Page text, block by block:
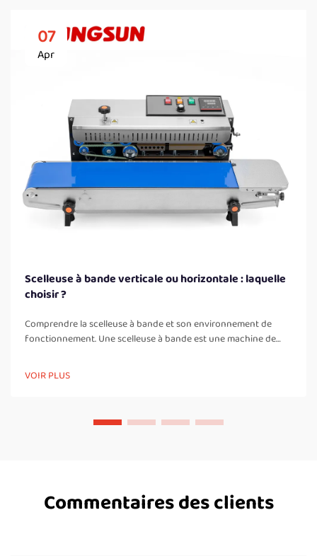
07
Apr
Scelleuse à bande verticale ou horizontale : laquelle
choisir ?
Comprendre la scelleuse à bande et son environnement de
fonctionnement. Une scelleuse à bande est une machine de
passer des sacs ou des poches à travers des zones chauffées
et refroidies, créant ainsi un joint solide et étanche à l’air.
VOIR PLUS
Commentaires des clients